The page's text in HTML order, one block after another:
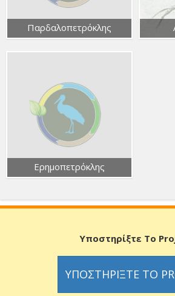
Παρδαλοπετρόκλης
Ερημοπετρόκλης
Υποστηρίξτε Το
ΥΠΟΣΤΗΡΊΞΤΕ ΤΟ